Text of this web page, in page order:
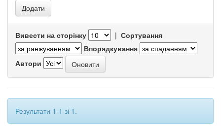
Вивести на сторінку | Сортування
Впорядкування
Автори
Результати 1-1 зі 1.